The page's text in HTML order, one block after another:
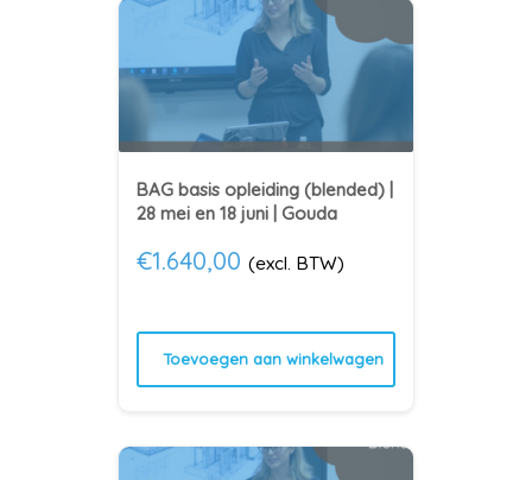
BAG basis opleiding (blended) |
28 mei en 18 juni | Gouda
€1.640,00 (excl. BTW)
Toevoegen aan winkelwagen